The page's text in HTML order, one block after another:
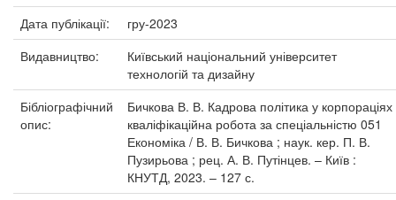
Дата публікації:
гру-2023
Видавництво:
Київський національний університет
технологій та дизайну
Бібліографічний
опис:
Бичкова В. В. Кадрова політика у корпораціях
кваліфікаційна робота за спеціальністю 051
Економіка / В. В. Бичкова ; наук. кер. П. В.
Пузирьова ; рец. А. В. Путінцев. – Київ :
КНУТД, 2023. – 127 с.